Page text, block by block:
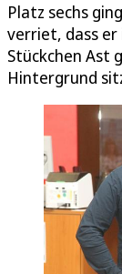
Platz sechs
verriet, dass er
Stückchen Ast
Hintergrund